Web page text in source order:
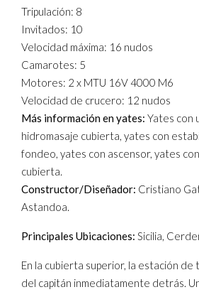
Tripulación: 8
Invitados: 10
Velocidad máxima: 16 nudos
Camarotes: 5
Motores: 2 x MTU 16V 4000 M6
Velocidad de crucero: 12 nudos
Más información en yates: Yates con
hidromasaje cubierta, yates con
fondeo, yates con ascensor, yates
cubierta.
Constructor/Diseñador: Cristiano
Astandoa.
Principales Ubicaciones: Sicilia,
En la cubierta superior, la estación de
del capitán inmediatamente detrás.